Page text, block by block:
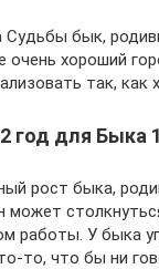
Судьбы бык,
очень хороший
так, как
год для Быка
рост быка,
может
работы. У быка
то, что бы ни